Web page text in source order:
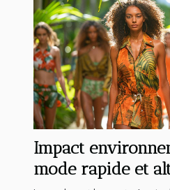
Impact
mode rapide et